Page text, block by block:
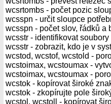
wcsrtombs - počet pozic
wcsspn - určit sloupce
wcsspn - počet slov, řádků a
wcsstr - identifikovat
wcsstr - zobrazit, kdo je v
wcstod, wcstof, wcstold -
wcstoimax, wcstoumax -
wcstoimax, wcstoumax -
wcstok - kopírovat široké
wcstok - zkopírujte pole
wcstol, wcstoll - kopírovat